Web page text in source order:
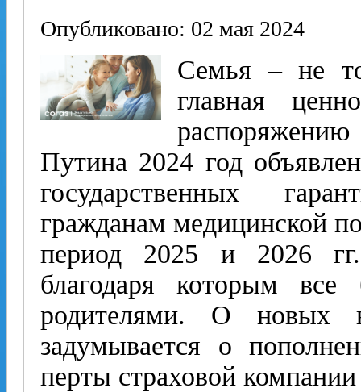
Опубликовано: 02 мая 2024
Семья – не
главная
распоряжению
Путина 2024 год
государственных
гражданам медицинской
период 2025 и 2026
благодаря которым
родителями. О новых
задумывается о
перты страховой